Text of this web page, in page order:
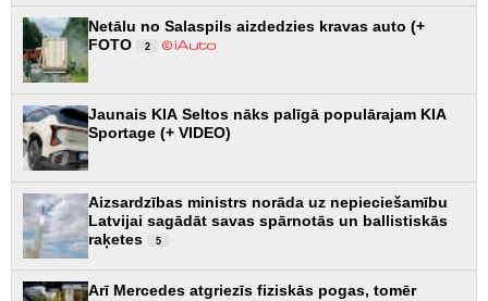
Netālu no Salaspils aizdedzies kravas auto (+
FOTO
2
Jaunais KIA Seltos nāks palīgā populārajam KIA
Sportage (+ VIDEO)
Aizsardzības ministrs norāda uz nepieciešamību
Latvijai sagādāt savas spārnotās un ballistiskās
raķetes
5
Arī Mercedes atgriezīs fiziskās pogas, tomēr